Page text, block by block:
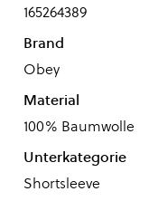
165264389
Brand
Obey
Material
100% Baumwolle
Unterkategorie
Shortsleeve